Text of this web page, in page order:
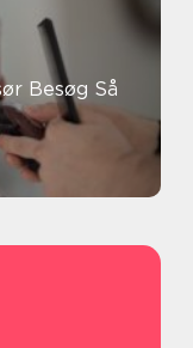
Besøg Så